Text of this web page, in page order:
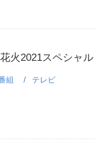
火2021スペシャル
組 テレビ